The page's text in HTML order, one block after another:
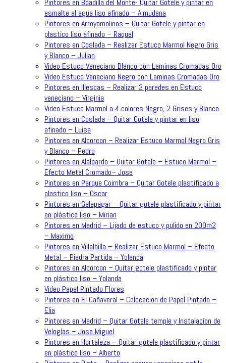
Pintores en Boadilla del Monte- Quitar Gotele y pintar en
esmalte al agua liso afinado – Almudena
Pintores en Arroyomolinos – Quitar Gotele y pintar en
plastico liso afinado – Raquel
Pintores en Coslada – Realizar Estuco Marmol Negro Gris
y Blanco – Julian
Video Estuco Veneciano Blanco con Laminas Cromadas Oro
Video Estuco Veneciano Negro con Laminas Cromadas Oro
Pintores en Illescas – Realizar 3 paredes en Estuco
veneciano – Virginia
Video Estuco Marmol a 4 colores Negro, 2 Grises y Blanco
Pintores en Coslada – Quitar Gotele y pintar en liso
afinado – Luisa
Pintores en Alcorcon – Realizar Estuco Marmol Negro Gris
y Blanco – Pedro
Pintores en Alalpardo – Quitar Gotele – Estuco Marmol –
Efecto Metal Cromado– Jose
Pintores en Parque Coimbra – Quitar Gotele plastificado a
plastico liso – Oscar
Pintores en Galapagar – Quitar gotele plastificado y pintar
en plástico liso – Mirian
Pintores en Madrid – Lijado de estuco y pulido en 200m2
– Maximo
Pintores en Villalbilla – Realizar Estuco Marmol – Efecto
Metal – Piedra Partida – Yolanda
Pintores en Alcorcon – Quitar gotele plastificado y pintar
en plástico liso – Yolanda
Video Papel Pintado Flores
Pintores en El Cañaveral – Colocacion de Papel Pintado –
Elia
Pintores en Madrid – Quitar Gotele temple y Instalacion de
Veloglas – Jose Miguel
Pintores en Hortaleza – Quitar gotele plastificado y pintar
en plástico liso – Alberto